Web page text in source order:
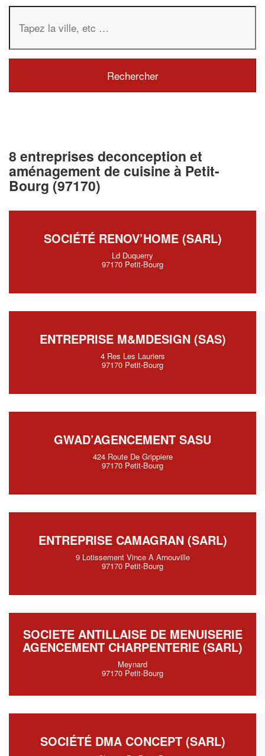
8 entreprises deconception et
aménagement de cuisine à Petit-
Bourg (97170)
SOCIÉTÉ RENOV’HOME (SARL)
Ld Duquerry
97170 Petit-Bourg
ENTREPRISE M&MDESIGN (SAS)
4 Res Les Lauriers
97170 Petit-Bourg
GWAD’AGENCEMENT SASU
424 Route De Grippiere
97170 Petit-Bourg
ENTREPRISE CAMAGRAN (SARL)
9 Lotissement Vince A Arnouville
97170 Petit-Bourg
SOCIETE ANTILLAISE DE MENUISERIE
AGENCEMENT CHARPENTERIE (SARL)
Meynard
97170 Petit-Bourg
SOCIÉTÉ DMA CONCEPT (SARL)